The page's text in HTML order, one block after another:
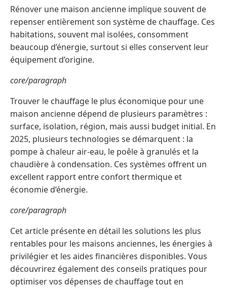
Rénover une maison ancienne implique souvent de
repenser entièrement son système de chauffage. Ces
habitations, souvent mal isolées, consomment
beaucoup d’énergie, surtout si elles conservent leur
équipement d’origine.
core/paragraph
Trouver le chauffage le plus économique pour une
maison ancienne dépend de plusieurs paramètres :
surface, isolation, région, mais aussi budget initial. En
2025, plusieurs technologies se démarquent : la
pompe à chaleur air-eau, le poêle à granulés et la
chaudière à condensation. Ces systèmes offrent un
excellent rapport entre confort thermique et
économie d’énergie.
core/paragraph
Cet article présente en détail les solutions les plus
rentables pour les maisons anciennes, les énergies à
privilégier et les aides financières disponibles. Vous
découvrirez également des conseils pratiques pour
optimiser vos dépenses de chauffage tout en